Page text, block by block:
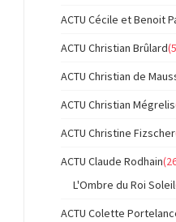
ACTU Cécile et Benoit
ACTU Christian Brûlard
ACTU Christian de
ACTU Christian Mégrelis
ACTU Christine Fizscher
ACTU Claude Rodhain
L'Ombre du Roi Soleil
ACTU Colette